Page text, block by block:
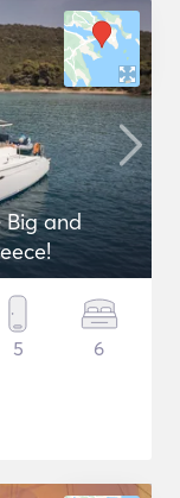
Big and
5 6